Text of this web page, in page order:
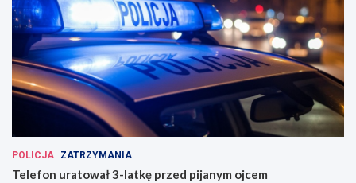
POLICJA ZATRZYMANIA
Telefon uratował 3-latkę przed pijanym ojcem